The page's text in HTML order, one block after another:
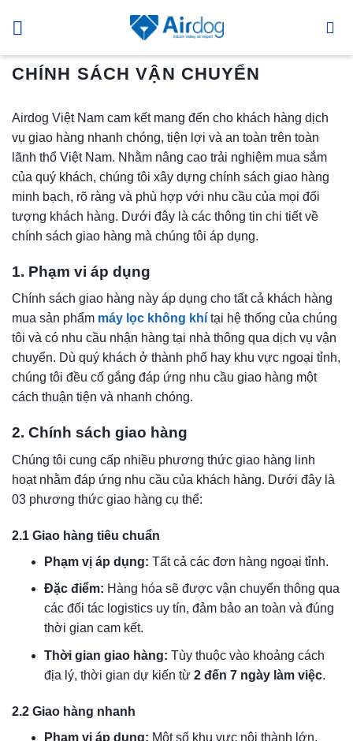
dungCHÍNH SÁCH VẬN CHUYỂN
Airdog Việt Nam cam kết mang đến cho khách hàng dịch
vụ giao hàng nhanh chóng, tiện lợi và an toàn trên toàn
lãnh thổ Việt Nam. Nhằm nâng cao trải nghiệm mua sắm
của quý khách, chúng tôi xây dựng chính sách giao hàng
minh bạch, rõ ràng và phù hợp với nhu cầu của mọi đối
tượng khách hàng. Dưới đây là các thông tin chi tiết về
chính sách giao hàng mà chúng tôi áp dụng.
1. Phạm vi áp dụng
Chính sách giao hàng này áp dụng cho tất cả khách hàng
mua sản phẩm máy lọc không khí tại hệ thống của chúng
tôi và có nhu cầu nhận hàng tại nhà thông qua dịch vụ vận
chuyển. Dù quý khách ở thành phố hay khu vực ngoại tỉnh,
chúng tôi đều cố gắng đáp ứng nhu cầu giao hàng một
cách thuận tiện và nhanh chóng.
2. Chính sách giao hàng
Chúng tôi cung cấp nhiều phương thức giao hàng linh
hoạt nhằm đáp ứng nhu cầu của khách hàng. Dưới đây là
03 phương thức giao hàng cụ thể:
2.1 Giao hàng tiêu chuẩn
Phạm vị áp dụng: Tất cả các đơn hàng ngoại tỉnh.
Đặc điểm: Hàng hóa sẽ được vận chuyển thông qua
các đối tác logistics uy tín, đảm bảo an toàn và đúng
thời gian cam kết.
Thời gian giao hàng: Tùy thuộc vào khoảng cách
địa lý, thời gian dự kiến từ 2 đến 7 ngày làm việc.
2.2 Giao hàng nhanh
Phạm vị áp dụng: Một số khu vực nội thành lớn.